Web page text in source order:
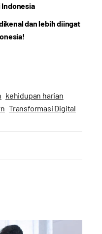
Indonesia
dan lebih diingat
kehidupan harian
Transformasi Digital